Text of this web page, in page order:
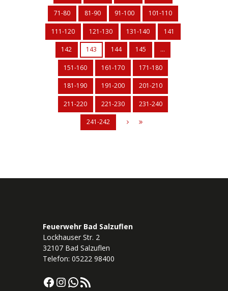
71-80 81-90 91-100 101-110
111-120 121-130 131-140 141
142 143 144 145 …
151-160 161-170 171-180
181-190 191-200 201-210
211-220 221-230 231-240
241-242
Feuerwehr Bad Salzuflen
Lockhauser Str. 2
32107 Bad Salzuflen
Telefon: 05222 98400
Facebook InstagramWhatsApp RSS-Feed